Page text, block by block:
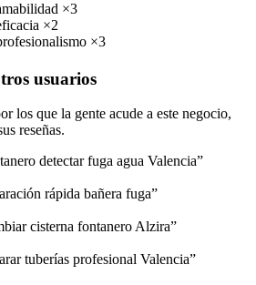
×3
×2
×3
usuarios
los que la gente acude a este negocio,
reseñas.
detectar fuga agua Valencia”
rápida bañera fuga”
cisterna fontanero Alzira”
tuberías profesional Valencia”